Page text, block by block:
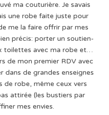
ma couturière. Je savais
une robe faite juste pour
me la faire offrir par mes
précis: porter un soutien-
toilettes avec ma robe et…
de mon premier RDV avec
dans de grandes enseignes
de robe, même ceux vers
attirée (les bustiers par
mes envies.